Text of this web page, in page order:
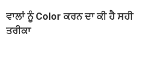
ਵਾਲਾਂ ਨੂੰ Color ਕਰਨ ਦਾ ਕੀ ਹੈ ਸਹੀ
ਤਰੀਕਾ